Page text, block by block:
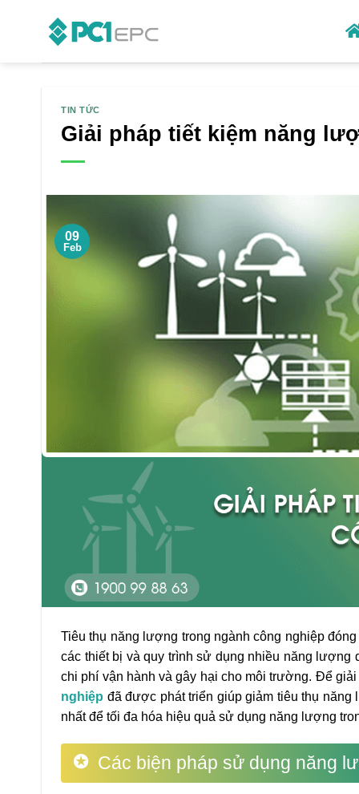
TIN TỨC
Giải pháp tiết kiệm năng
09
Feb
Tiêu thụ năng lượng trong ngành công nghiệp
các thiết bị và quy trình sử dụng nhiều năng
chi phí vận hành và gây hại cho môi trường. Để
nghiệp đã được phát triển giúp giảm tiêu thụ
nhất để tối đa hóa hiệu quả sử dụng năng lượng
Các biện pháp sử dụng năng